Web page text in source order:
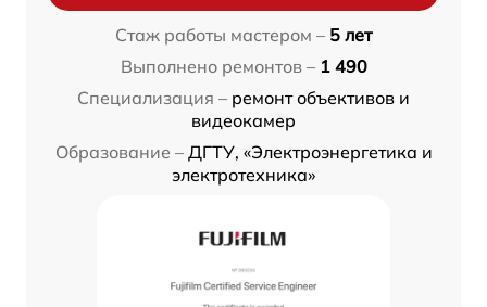
Стаж работы мастером – 5 лет
Выполнено ремонтов – 1 490
Специализация – ремонт объективов и
видеокамер
Образование – ДГТУ, «Электроэнергетика и
электротехника»